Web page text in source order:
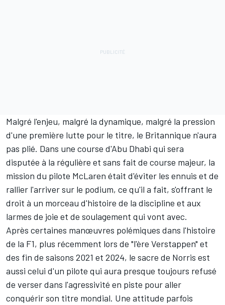
Malgré l'enjeu, malgré la dynamique, malgré la pression
d'une première lutte pour le titre, le Britannique n'aura
pas plié. Dans une course d'Abu Dhabi qui sera
disputée à la régulière et sans fait de course majeur, la
mission du pilote McLaren était d'éviter les ennuis et de
rallier l'arriver sur le podium, ce qu'il a fait, s'offrant le
droit à un morceau d'histoire de la discipline et aux
larmes de joie et de soulagement qui vont avec.
Après certaines manœuvres polémiques dans l'histoire
de la F1, plus récemment lors de "l'ère Verstappen" et
des fin de saisons 2021 et 2024, le sacre de Norris est
aussi celui d'un pilote qui aura presque toujours refusé
de verser dans l'agressivité en piste pour aller
conquérir son titre mondial. Une attitude parfois